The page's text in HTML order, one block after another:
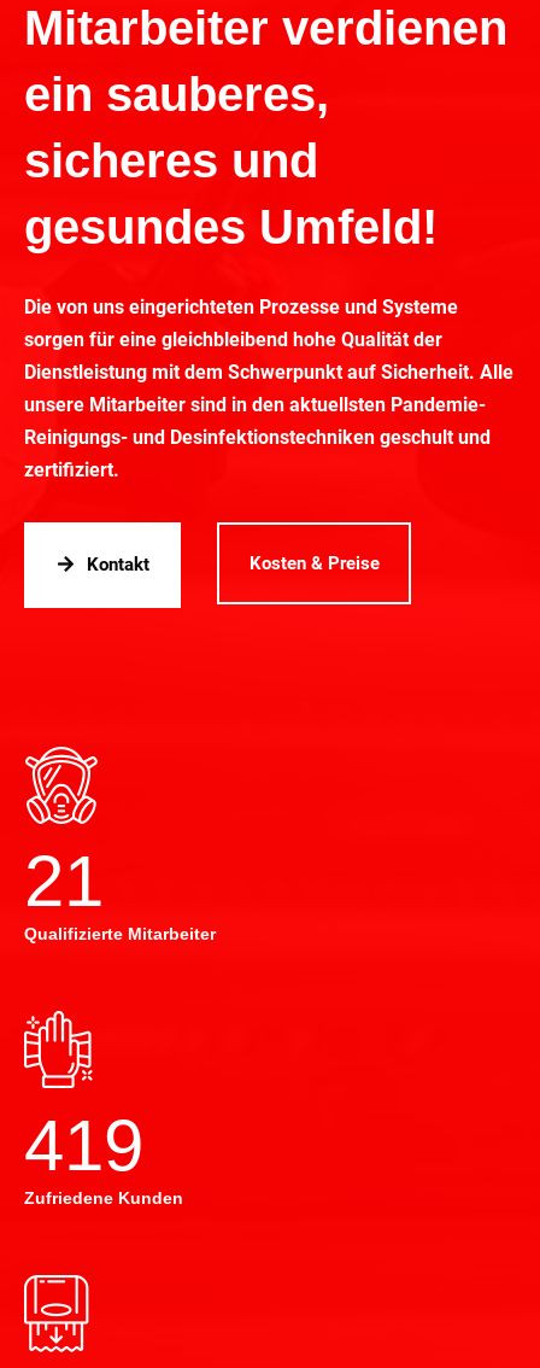
Mitarbeiter verdienen
ein sauberes,
sicheres und
gesundes Umfeld!
Die von uns eingerichteten Prozesse und Systeme
sorgen für eine gleichbleibend hohe Qualität der
Dienstleistung mit dem Schwerpunkt auf Sicherheit. Alle
unsere Mitarbeiter sind in den aktuellsten Pandemie-
Reinigungs- und Desinfektionstechniken geschult und
zertifiziert.
Kontakt Kosten & Preise
22
Qualifizierte Mitarbeiter
420
Zufriedene Kunden